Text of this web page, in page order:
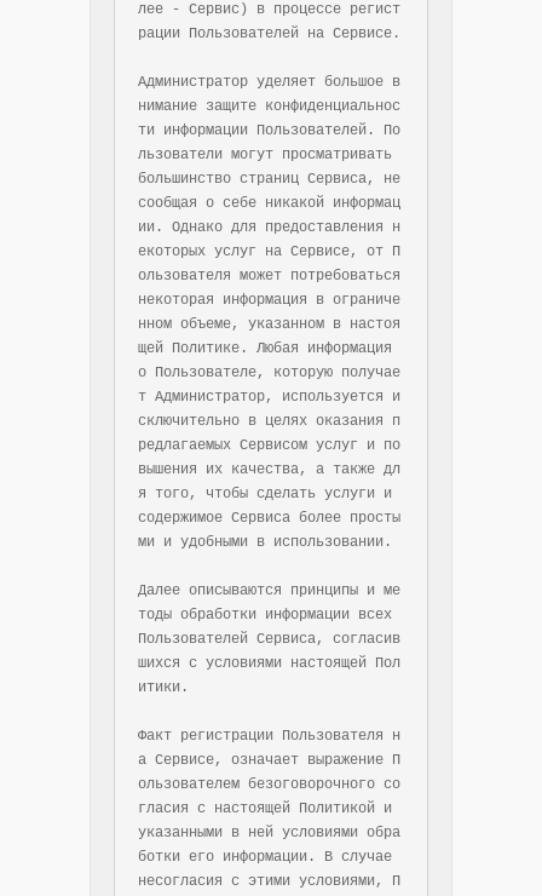
лее - Сервис) в процессе регист
рации Пользователей на Сервисе.
Администратор уделяет большое в
нимание защите конфиденциальнос
ти информации Пользователей. По
льзователи могут просматривать
большинство страниц Сервиса, не
сообщая о себе никакой информац
ии. Однако для предоставления н
екоторых услуг на Сервисе, от П
ользователя может потребоваться
некоторая информация в ограниче
нном объеме, указанном в настоя
щей Политике. Любая информация
о Пользователе, которую получае
т Администратор, используется и
сключительно в целях оказания п
редлагаемых Сервисом услуг и по
вышения их качества, а также дл
я того, чтобы сделать услуги и
содержимое Сервиса более просты
ми и удобными в использовании.
Далее описываются принципы и ме
тоды обработки информации всех
Пользователей Сервиса, согласив
шихся с условиями настоящей Пол
итики.
Факт регистрации Пользователя н
а Сервисе, означает выражение П
ользователем безоговорочного со
гласия с настоящей Политикой и
указанными в ней условиями обра
ботки его информации. В случае
несогласия с этими условиями, П